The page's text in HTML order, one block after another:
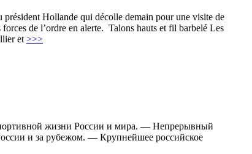
président Hollande qui décolle demain pour une visite de
de l’ordre en alerte. Talons hauts et fil barbelé Les
et>>>
жизни России и мира. — Непрерывный
и за рубежом. — Крупнейшее российское